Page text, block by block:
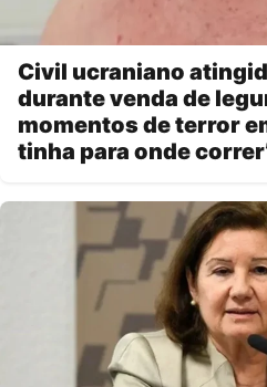
Civil ucraniano
durante venda de
momentos de terror
tinha para onde